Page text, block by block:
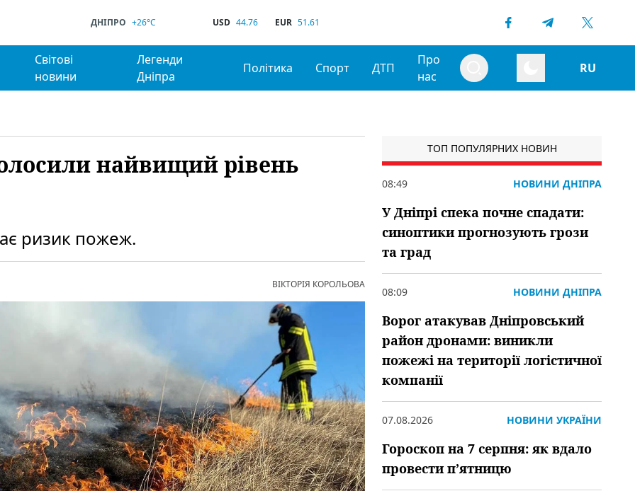
ДНІПРО +26°C USD 44.76 EUR 51.61
Світові
новини
Легенди
Дніпра
Політика Спорт ДТП
Про
нас
RU
найвищий рівень
ризик пожеж.
ВІКТОРІЯ КОРОЛЬОВА
ТОП ПОПУЛЯРНИХ НОВИН
08:49 НОВИНИ ДНІПРА
У Дніпрі спека почне спадати:
синоптики прогнозують грози
та град
08:09 НОВИНИ ДНІПРА
Ворог атакував Дніпровський
район дронами: виникли
пожежі на території логістичної
компанії
07.08.2026 НОВИНИ УКРАЇНИ
Гороскоп на 7 серпня: як вдало
провести пʼятницю